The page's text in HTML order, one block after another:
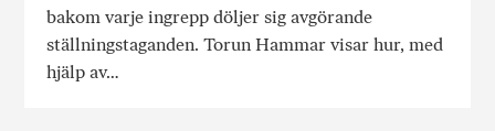
bakom varje ingrepp döljer sig avgörande
ställningstaganden. Torun Hammar visar hur, med
hjälp av…